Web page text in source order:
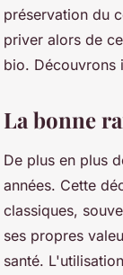
préservation du
priver alors de
bio. Découvrons
La bonne
De plus en plus
années. Cette
classiques,
ses propres
santé.